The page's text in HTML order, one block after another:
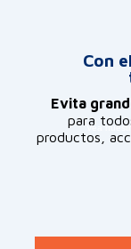
Vea
Con
Evita
para
productos,